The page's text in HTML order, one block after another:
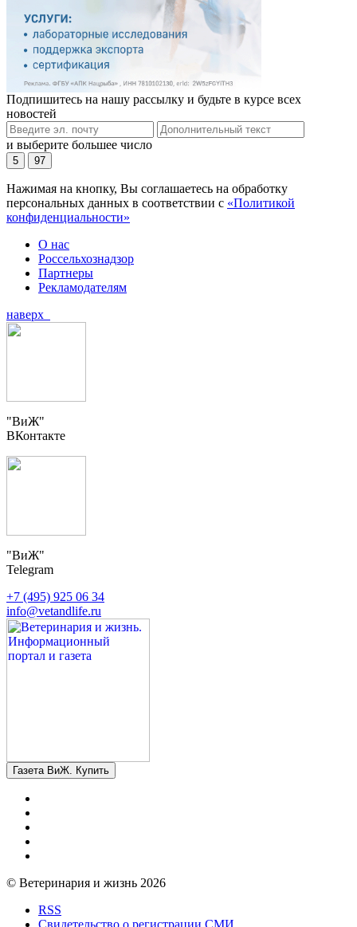
Подпишитесь на нашу рассылку и будьте в курсе всех
новостей
и выберите большее число
5 97
Нажимая на кнопку, Вы соглашаетесь на обработку
персональных данных в соответствии с «Политикой
конфиденциальности»
О нас
Россельхознадзор
Партнеры
Рекламодателям
наверх
"ВиЖ"
ВКонтакте
"ВиЖ"
Telegram
+7 (495) 925 06 34
info@vetandlife.ru
Газета ВиЖ. Купить
© Ветеринария и жизнь 2026
RSS